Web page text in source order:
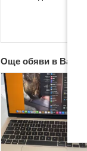
Още обяви в